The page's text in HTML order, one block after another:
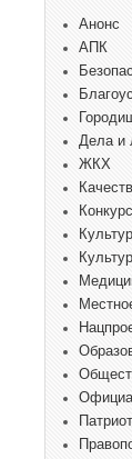
Анонс
АПК
Дела и
ЖКХ
Конкурс